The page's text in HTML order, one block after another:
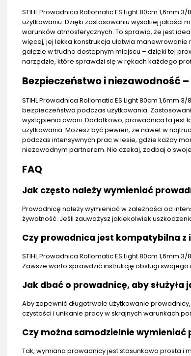
STIHL Prowadnica Rollomatic ES Light 80cm 1,6mm
użytkowaniu. Dzięki zastosowaniu wysokiej jakości
warunków atmosferycznych. To sprawia, że jest
więcej, jej lekka konstrukcja ułatwia
gałęzie w trudno dostępnym miejscu – dzięki tej
narzędzie, które sprawdzi się w rękach każdego
Bezpieczeństwo i niezawodność
STIHL Prowadnica Rollomatic ES Light 80cm
bezpieczeństwa podczas użytkowania.
wystąpienia awarii. Dodatkowo, prowadnica ta jest
użytkowania. Możesz być pewien, że nawet w
podczas intensywnych prac w lesie, gdzie każdy
niezawodnym partnerem. Nie czekaj, zadbaj o
FAQ
Jak często należy wymieniać
Prowadnicę należy wymieniać w zależności od
żywotność. Jeśli zauważysz jakiekolwiek
Czy prowadnica jest kompatybilna z
STIHL Prowadnica Rollomatic ES Light 80cm 1,6mm
Zawsze warto sprawdzić instrukcję obsługi
Jak dbać o prowadnicę, aby służyła
Aby zapewnić długotrwałe użytkowanie
czystości i unikanie pracy w skrajnych warunkach
Czy można samodzielnie wymieniać
Tak, wymiana prowadnicy jest stosunkowo prosta i